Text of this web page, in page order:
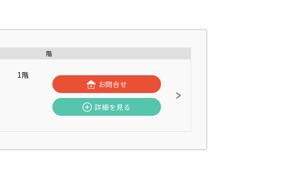
階
1階
お問合せ
詳細を見る